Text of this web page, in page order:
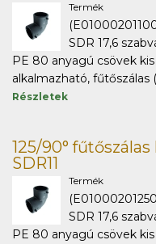
Termék
SDR 17,6
PE 80 anyagú csövek
alkalmazható, fűtőszálas
Részletek
125/90°
SDR11
Termék
SDR 17,6
PE 80 anyagú csövek